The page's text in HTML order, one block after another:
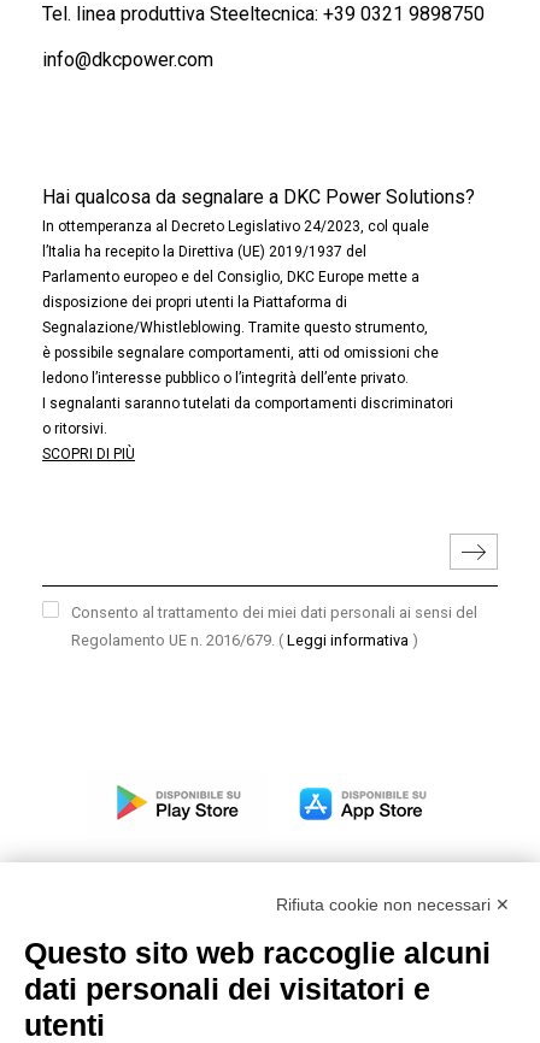
Tel. linea produttiva Steeltecnica: +39 0321 9898750
info@dkcpower.com
Hai qualcosa da segnalare a DKC Power Solutions?
In ottemperanza al Decreto Legislativo 24/2023, col quale
l’Italia ha recepito la Direttiva (UE) 2019/1937 del
Parlamento europeo e del Consiglio, DKC Europe mette a
disposizione dei propri utenti la Piattaforma di
Segnalazione/Whistleblowing. Tramite questo strumento,
è possibile segnalare comportamenti, atti od omissioni che
ledono l’interesse pubblico o l’integrità dell’ente privato.
I segnalanti saranno tutelati da comportamenti discriminatori
o ritorsivi.
SCOPRI DI PIÙ
Consento al trattamento dei miei dati personali ai sensi del
Regolamento UE n. 2016/679. ( Leggi informativa )
Modello organizzativo, gestione e controllo – D. lgs.
231/2001
Rifiuta cookie non necessari ✕
Questo sito web raccoglie alcuni
dati personali dei visitatori e
utenti